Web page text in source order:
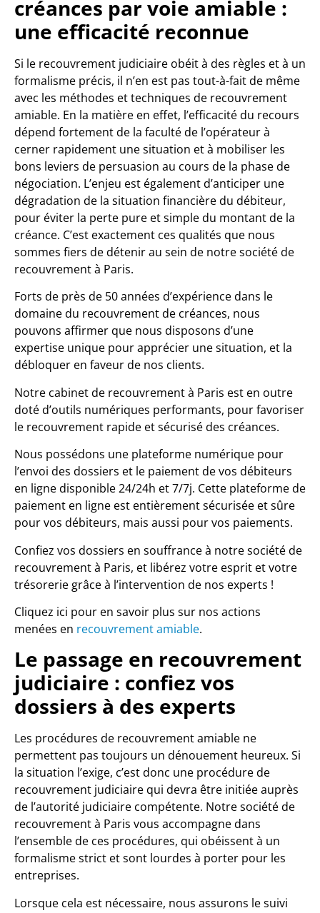
créances par voie amiable :
une efficacité reconnue
Si le recouvrement judiciaire obéit à des règles et à un
formalisme précis, il n’en est pas tout-à-fait de même
avec les méthodes et techniques de recouvrement
amiable. En la matière en effet, l’efficacité du recours
dépend fortement de la faculté de l’opérateur à
cerner rapidement une situation et à mobiliser les
bons leviers de persuasion au cours de la phase de
négociation. L’enjeu est également d’anticiper une
dégradation de la situation financière du débiteur,
pour éviter la perte pure et simple du montant de la
créance. C’est exactement ces qualités que nous
sommes fiers de détenir au sein de notre société de
recouvrement à Paris.
Forts de près de 50 années d’expérience dans le
domaine du recouvrement de créances, nous
pouvons affirmer que nous disposons d’une
expertise unique pour apprécier une situation, et la
débloquer en faveur de nos clients.
Notre cabinet de recouvrement à Paris est en outre
doté d’outils numériques performants, pour favoriser
le recouvrement rapide et sécurisé des créances.
Nous possédons une plateforme numérique pour
l’envoi des dossiers et le paiement de vos débiteurs
en ligne disponible 24/24h et 7/7j. Cette plateforme de
paiement en ligne est entièrement sécurisée et sûre
pour vos débiteurs, mais aussi pour vos paiements.
Confiez vos dossiers en souffrance à notre société de
recouvrement à Paris, et libérez votre esprit et votre
trésorerie grâce à l’intervention de nos experts !
Cliquez ici pour en savoir plus sur nos actions
menées en recouvrement amiable.
Le passage en recouvrement
judiciaire : confiez vos
dossiers à des experts
Les procédures de recouvrement amiable ne
permettent pas toujours un dénouement heureux. Si
la situation l’exige, c’est donc une procédure de
recouvrement judiciaire qui devra être initiée auprès
de l’autorité judiciaire compétente. Notre société de
recouvrement à Paris vous accompagne dans
l’ensemble de ces procédures, qui obéissent à un
formalisme strict et sont lourdes à porter pour les
entreprises.
Lorsque cela est nécessaire, nous assurons le suivi